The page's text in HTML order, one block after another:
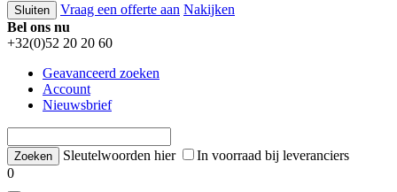
Sluiten Vraag een offerte aan Nakijken
Bel ons nu
+32(0)52 20 20 60
Geavanceerd zoeken
Account
Nieuwsbrief
Sleutelwoorden hier
In voorraad bij leveranciers
0